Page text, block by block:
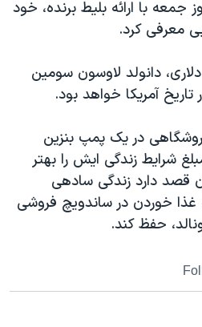
ن ٤٤ ساله روز جمعه با ارائه بلیط برنده، خود
معرفی کرد.
٣٣٧ میلیون دلاری، دانولد لاوسون سومین
آمریکا خواهد بود.
در یک پمپ بنزین
شرایط زندگی ایش را بهتر
قصد دارد زندگی سادهی
خوردن در ساندویچ فروشی
حفظ کند.